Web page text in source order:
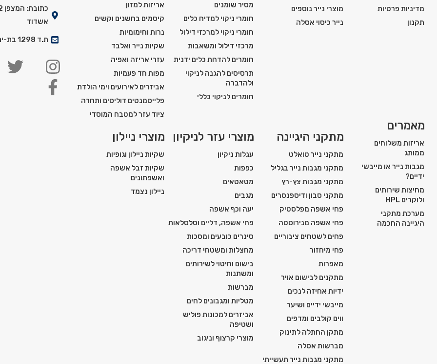
מדיניות פרטיות
תקנון
מאמרים
אריזות משלוחים
ממותג
מגבות נייר או מייבשי
ידיים?
מחיצות שירותים
ולוקרים HPL
מערכת מתקני
היגיינה החכמה
מוצרי נייר נוספים
נייר כיסוי אסלה
מסיר שומנים
חומרי ניקוי למדיח כלים
חומרי ניקוי למרכזי דילול
מרכזי דילול ומשאבות
חומרים להדחת כלים ידנית
תרסיסים להגנה לניקוי
ולהדברה
חומרים לניקוי כללי
אריזות למזון
קיסמים בחשנים וקשים
נרות וחימומיות
שקיות נייר ואלבד
עזרי אריזה ואפיה
מפות חד פעמיות
אביזרים לאירועים וימי הולדת
פלייסמנטים דוליסים ותחרה
ציוד עזר למטבח המוסדי
מתקני היגיינה
מתקני נייר טואלט
מתקני מגבות נייר בגליל
מתקני מגבות צץ-רץ
מתקני סבון ודיספנסרים
פחי אשפה מפלסטיק
פחי אשפה מנירוסטה
פחים לשטחים ציבוריים
פחי מיחזור
מאפרות
מתקנים לבישום אויר
ידיות אחיזה לנכים
מייבשי ידיים ושיער
ווים קולבים ומדפים
מתקן החתלה לתינוק
מברשות אסלה
מתקני מגבות נייר תעשייתי
מוצרי עזר לניקיון
עגלות ניקיון
כפפות
מטאטאים
מגבים
יעה וכף אשפה
פחי אשפה, דליים וסלסלאות
סינרים כובעים ומסכות
מחצלות ומשטחי דריכה
בישום וחיטוי לשירותים
ומשתנות
מברשות
מטליות ומגבונים לחים
אביזרים למכונות פוליש
ושטיפה
מוצרי קרצוף וניגוב
מוצרי ניילון
שקיות ניילון וגופיות
שקיות זבל אשפה
ואשפתונים
ניילון נצמד
אשדוד
ת.ד 1298 בת-ים מיקוד: 5911201